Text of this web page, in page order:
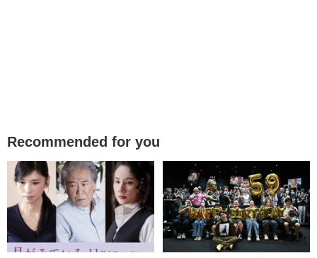
Recommended for you